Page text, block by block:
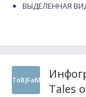
ВЫДЕЛЕННАЯ
ToBJFaM
Tales